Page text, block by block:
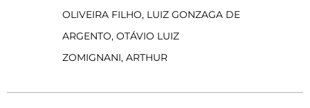
OLIVEIRA FILHO, LUIZ GONZAGA DE
ARGENTO, OTÁVIO LUIZ
ZOMIGNANI, ARTHUR